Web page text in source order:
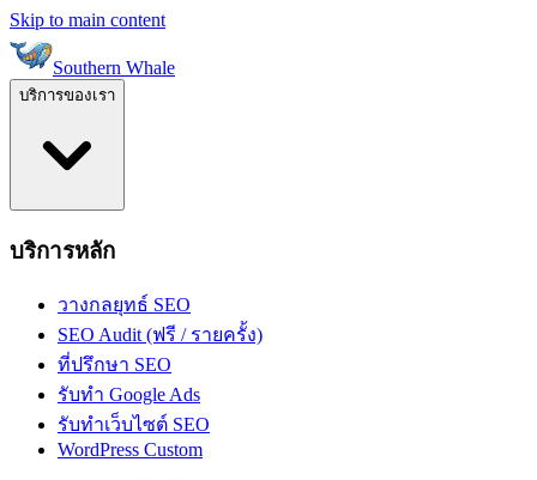
Skip to main content
Southern Whale
บริการของเรา
บริการหลัก
วางกลยุทธ์ SEO
SEO Audit (ฟรี / รายครั้ง)
ที่ปรึกษา SEO
รับทำ Google Ads
รับทำเว็บไซต์ SEO
WordPress Custom